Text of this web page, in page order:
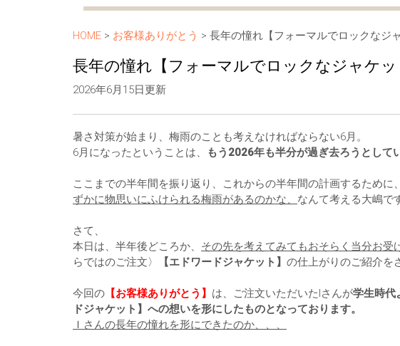
HOME > お客様ありがとう > 長年の憧れ【フォーマルでロックなジ
長年の憧れ【フォーマルでロックなジャケッ
2026年6月15日更新
暑さ対策が始まり、梅雨のことも考えなければならない6月。
6月になったということは、
もう2026年も半分が過ぎ去ろうとして
ここまでの半年間を振り返り、これからの半年間の計画するために、
ずかに物思いにふけられる梅雨があるのかな、 なんて考える大嶋で
さて、
本日は、半年後どころか、 その先を考えてみてもおそらく当分お受
らではのご注文〉
【エドワードジャケット】 の仕上がりのご紹介を
今回の 【お客様ありがとう】 は、ご注文いただいたIさんが学生時代
ドジャケット】への想いを形にしたものとなっております。
Ｉさんの長年の憧れを形にできたのか、、、